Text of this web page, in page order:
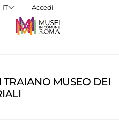
Accedi
TRAIANO MUSEO DEI